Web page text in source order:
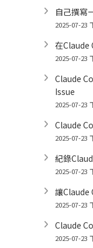
自己撰寫
2025-07-23
在Claude
2025-07-23
Claude
Issue
2025-07-23
Claude
2025-07-23
紀錄
2025-07-23
讓Claude
2025-07-23
Claude
2025-07-23